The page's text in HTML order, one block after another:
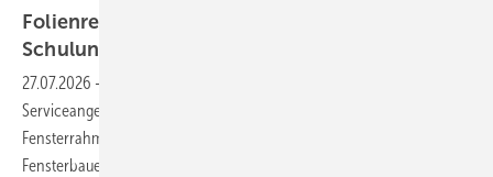
Folienreparatur lernen: Continental startet
Schulungsprogramm für
27.07.2026 -
Serviceangebot um praktische Schulungen zur Reparatur von
Fensterrahmenfolien. Am Produktionsstandort Weißbach lernen
Fensterbauer die fachgerechte Anwendung von Reparaturfolien für